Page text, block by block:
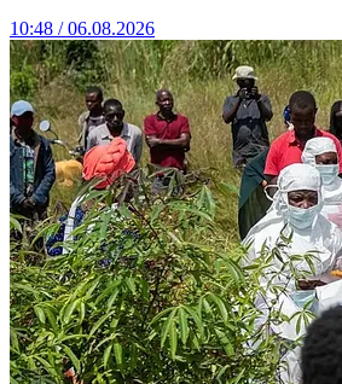
10:48 / 06.08.2026